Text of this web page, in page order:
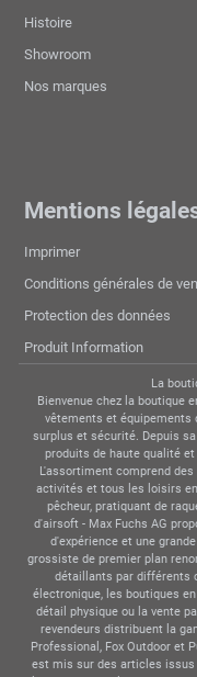
Histoire
Showroom
Nos marques
Mentions
Imprimer
Conditions générales de
Protection des données
Produit Information
La
Bienvenue chez la boutique
vêtements et équipements
surplus et sécurité. Depuis
produits de haute qualité
L'assortiment comprend
activités et tous les loisirs en
pêcheur, pratiquant de
d'airsoft - Max Fuchs AG
d'expérience et une
grossiste de premier plan
détaillants par différents
électronique, les boutiques
détail physique ou la vente
revendeurs distribuent la
Professional, Fox Outdoor et
est mis sur des articles